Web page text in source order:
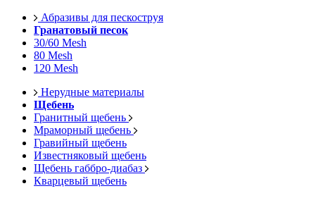
Абразивы для пескоструя
Гранатовый песок
30/60 Mesh
80 Mesh
120 Mesh
Нерудные материалы
Щебень
Гранитный щебень
Мраморный щебень
Гравийный щебень
Известняковый щебень
Щебень габбро-диабаз
Кварцевый щебень